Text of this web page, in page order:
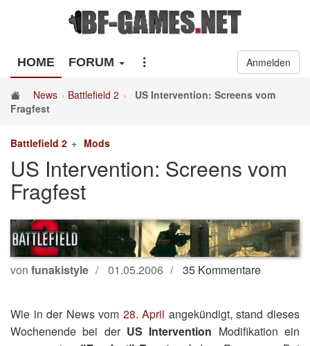
HOME FORUM Anmelden
News Battlefield 2
US Intervention: Screens vom
Fragfest
Battlefield 2 Mods
US Intervention: Screens vom
Fragfest
von funakistyle 01.05.2006 35 Kommentare
Wie in der News vom 28. April angekündigt, stand dieses
Wochenende bei der US Intervention Modifikation ein